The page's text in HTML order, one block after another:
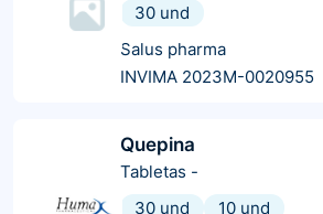
30 und
Salus pharma
INVIMA 2023M-0020955
Quepina
Tabletas -
30 und
10 und